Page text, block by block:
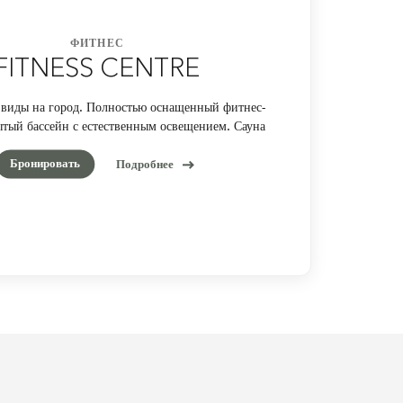
ФИТНЕС
CENTRE
на город. Полностью оснащенный фитнес-
бассейн с естественным освещением. Сауна
Бронировать Подробнее